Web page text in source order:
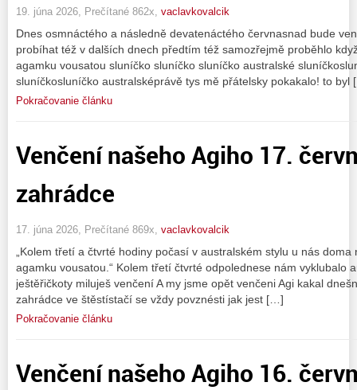
19. júna 2026, Prečítané 862x, vaclavkovalcik
Dnes osmnáctého a následně devatenáctého červnasnad bude
probíhat též v dalších dnech předtím též samozřejmě proběhlo
agamku vousatou sluníčko sluníčko sluníčko australské
sluníčkosluníčko australsképrávě tys mě přátelsky pokakalo! to byl
Pokračovanie článku
Venčení našeho Agiho 17.
zahrádce
17. júna 2026, Prečítané 869x, vaclavkovalcik
„Kolem třetí a čtvrté hodiny počasí v australském stylu u nás
agamku vousatou.“ Kolem třetí čtvrté odpolednese nám vyklubalo
ještěřičkoty miluješ venčení A my jsme opět venčeni Agi kakal
zahrádce ve štěstístačí se vždy povznésti jak jest […]
Pokračovanie článku
Venčení našeho Agiho 16.